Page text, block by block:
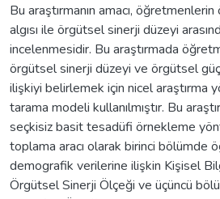
Bu araştırmanın amacı,
algısı ile örgütsel sinerji düzeyi
incelenmesidir. Bu araştırmada
örgütsel sinerji düzeyi ve örgütsel
ilişkiyi belirlemek için nicel araştırma
tarama modeli kullanılmıştır. Bu
seçkisiz basit tesadüfi örnekleme
toplama aracı olarak birinci bölümde
demografik verilerine ilişkin Kişisel
Örgütsel Sinerji Ölçeği ve üçüncü